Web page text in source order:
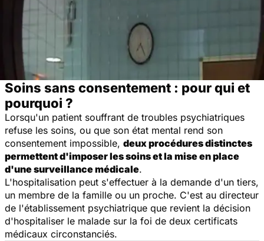
Soins sans consentement : pour qui et
pourquoi ?
Lorsqu'un patient souffrant de troubles psychiatriques
refuse les soins, ou que son état mental rend son
consentement impossible, deux procédures distinctes
permettent d'imposer les soins et la mise en place
d'une surveillance médicale.
L'hospitalisation peut s'effectuer à la demande d'un tiers,
un membre de la famille ou un proche. C'est au directeur
de l'établissement psychiatrique que revient la décision
d'hospitaliser le malade sur la foi de deux certificats
médicaux circonstanciés.